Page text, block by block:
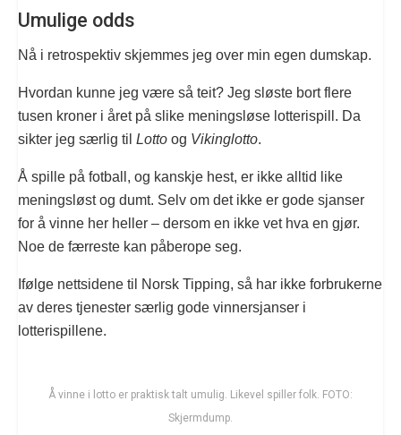
Umulige odds
Nå i retrospektiv skjemmes jeg over min egen dumskap.
Hvordan kunne jeg være så teit? Jeg sløste bort flere
tusen kroner i året på slike meningsløse lotterispill. Da
sikter jeg særlig til Lotto og Vikinglotto.
Å spille på fotball, og kanskje hest, er ikke alltid like
meningsløst og dumt. Selv om det ikke er gode sjanser
for å vinne her heller – dersom en ikke vet hva en gjør.
Noe de færreste kan påberope seg.
Ifølge nettsidene til Norsk Tipping, så har ikke forbrukerne
av deres tjenester særlig gode vinnersjanser i
lotterispillene.
Å vinne i lotto er praktisk talt umulig. Likevel spiller folk. FOTO:
Skjermdump.